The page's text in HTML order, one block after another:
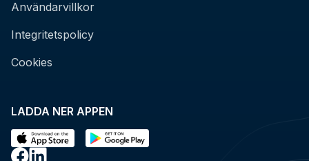
LADDA NER APPEN
Användarvillkor
Integritetspolicy
Cookies